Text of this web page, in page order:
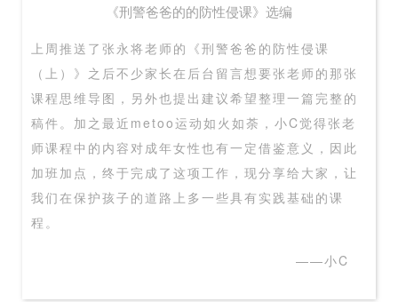
《刑警爸爸的的防性侵课》选编
上周推送了张永将老师的《刑警爸爸的防性侵课
（上）》之后不少家长在后台留言想要张老师的那张
课程思维导图，另外也提出建议希望整理一篇完整的
稿件。加之最近metoo运动如火如荼，小C觉得张老
师课程中的内容对成年女性也有一定借鉴意义，因此
加班加点，终于完成了这项工作，现分享给大家，让
我们在保护孩子的道路上多一些具有实践基础的课
程。
——小C